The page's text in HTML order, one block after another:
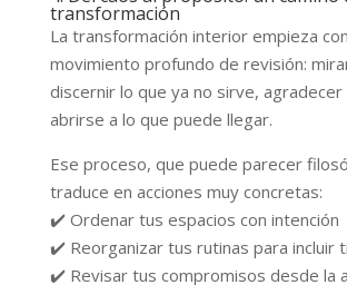
transformación
La transformación interior empieza
movimiento profundo de revisión:
discernir lo que ya no sirve,
abrirse a lo que puede llegar.
Ese proceso, que puede parecer
traduce en acciones muy concretas:
✔️ Ordenar tus espacios con intención
✔️ Reorganizar tus rutinas para incluir
✔️ Revisar tus compromisos desde la